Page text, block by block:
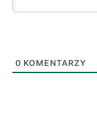
0 KOMENTARZY